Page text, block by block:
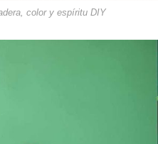
color y espíritu DIY